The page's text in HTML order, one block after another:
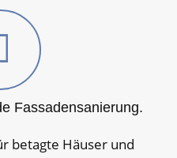
Fassaden­sanierung.
betagte Häuser und